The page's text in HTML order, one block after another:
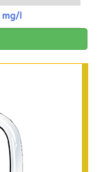
mg/l